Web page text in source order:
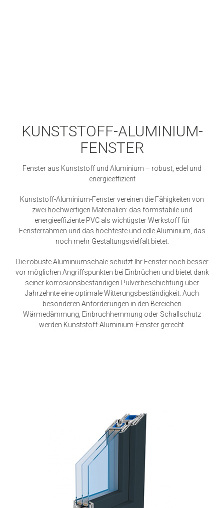
KUNSTSTOFF-ALUMINIUM-
FENSTER
Fenster aus Kunststoff und Aluminium – robust, edel und
energieeffizient
Kunststoff-Aluminium-Fenster vereinen die Fähigkeiten von
zwei hochwertigen Materialien: das formstabile und
energieeffiziente PVC als wichtigster Werkstoff für
Fensterrahmen und das hochfeste und edle Aluminium, das
noch mehr Gestaltungsvielfalt bietet.
Die robuste Aluminiumschale schützt Ihr Fenster noch besser
vor möglichen Angriffspunkten bei Einbrüchen und bietet dank
seiner korrosionsbeständigen Pulverbeschichtung über
Jahrzehnte eine optimale Witterungsbeständigkeit. Auch
besonderen Anforderungen in den Bereichen
Wärmedämmung, Einbruchhemmung oder Schallschutz
werden Kunststoff-Aluminium-Fenster gerecht.